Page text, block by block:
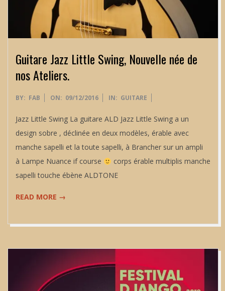
Guitare Jazz Little Swing, Nouvelle née de
nos Ateliers.
2016-
09
BY: FAB ON: 09/12/2016 IN: GUITARE
Jazz Little Swing La guitare ALD Jazz Little Swing a un
design sobre , déclinée en deux modèles, érable avec
manche sapelli et la toute sapelli, à Brancher sur un ampli
à Lampe Nuance if course
corps érable multiplis manche
sapelli touche ébène ALDTONE
READ MORE →